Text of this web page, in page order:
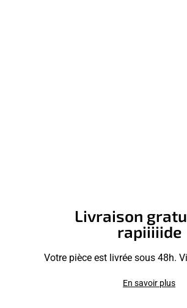
Livraison
rapiiiiide
Votre pièce est livrée sous 48h.
En savoir plus